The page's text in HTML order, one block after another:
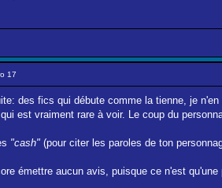
17
des fics qui débute comme la tienne, je
est vraiment rare à voir. Le coup du
"cash" (pour citer les paroles de ton
émettre aucun avis, puisque ce n'est